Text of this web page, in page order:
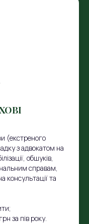
(екстреного
з адвокатом на
обшуків,
справам,
консультації та
за пів року.